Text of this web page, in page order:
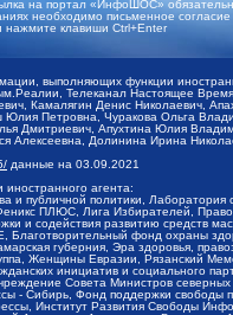
на портал «ИнфоШОС»
необходимо письменное
клавиши Ctrl+Enter
выполняющих функции
Телеканал Настоящее
Камалягин Денис Николаевич,
Петровна, Чуракова Ольга
Дмитриевич, Апухтина Юлия
Алексеевна, Долинина Ирина
данные на 03.09.2021
агента:
и публичной политики,
ПЛЮС, Лига Избирателей,
и содействия развитию средств
фонд охраны
губерния, Эра здоровья,
Женщины Евразии, Рязанский
инициатив и социального
Совета Министров северных
- Сибирь, Фонд поддержки
Институт Развития Свободы